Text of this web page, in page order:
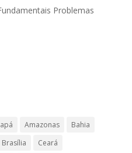
Problemas
Amazonas
Bahia
Brasília
Ceará